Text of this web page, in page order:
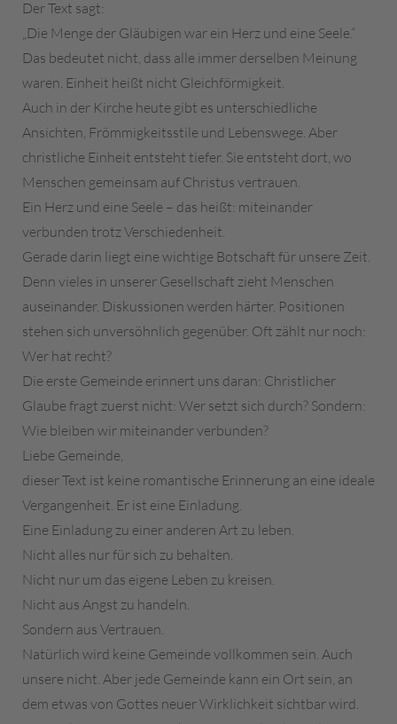
Der Text sagt:
„Die Menge der Gläubigen war ein Herz und eine Seele.“
Das bedeutet nicht, dass alle immer derselben Meinung
waren. Einheit heißt nicht Gleichförmigkeit.
Auch in der Kirche heute gibt es unterschiedliche
Ansichten, Frömmigkeitsstile und Lebenswege. Aber
christliche Einheit entsteht tiefer. Sie entsteht dort, wo
Menschen gemeinsam auf Christus vertrauen.
Ein Herz und eine Seele – das heißt: miteinander
verbunden trotz Verschiedenheit.
Gerade darin liegt eine wichtige Botschaft für unsere Zeit.
Denn vieles in unserer Gesellschaft zieht Menschen
auseinander. Diskussionen werden härter. Positionen
stehen sich unversöhnlich gegenüber. Oft zählt nur noch:
Wer hat recht?
Die erste Gemeinde erinnert uns daran: Christlicher
Glaube fragt zuerst nicht: Wer setzt sich durch? Sondern:
Wie bleiben wir miteinander verbunden?
Liebe Gemeinde,
dieser Text ist keine romantische Erinnerung an eine ideale
Vergangenheit. Er ist eine Einladung.
Eine Einladung zu einer anderen Art zu leben.
Nicht alles nur für sich zu behalten.
Nicht nur um das eigene Leben zu kreisen.
Nicht aus Angst zu handeln.
Sondern aus Vertrauen.
Natürlich wird keine Gemeinde vollkommen sein. Auch
unsere nicht. Aber jede Gemeinde kann ein Ort sein, an
dem etwas von Gottes neuer Wirklichkeit sichtbar wird.